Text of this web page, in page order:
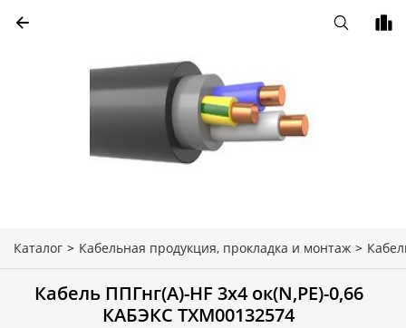
Каталог > Кабельная продукция, прокладка и монтаж >
Кабель ППГнг(A)-HF 3х4 ок(N,PE)-0,66
КАБЭКС ТХМ00132574